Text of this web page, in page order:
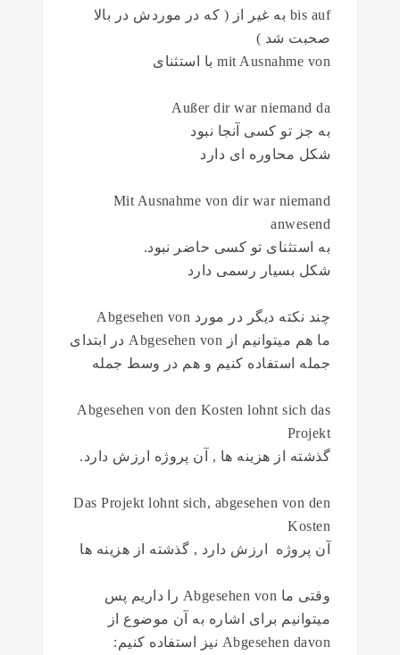
bis auf به غیر از ( که در موردش در بالا
صحبت شد )
mit Ausnahme von با استثنای
Außer dir war niemand da
به جز تو کسی آنجا نبود
شکل محاوره ای دارد
Mit Ausnahme von dir war niemand
anwesend
به استثنای تو کسی حاضر نبود.
شکل بسیار رسمی دارد
چند نکته دیگر در مورد Abgesehen von
ما هم میتوانیم از Abgesehen von در ابتدای
جمله استفاده کنیم و هم در وسط جمله
Abgesehen von den Kosten lohnt sich das
Projekt
گذشته از هزینه ها , آن پروژه ارزش دارد.
Das Projekt lohnt sich, abgesehen von den
Kosten
آن پروژه ارزش دارد , گذشته از هزینه ها
وقتی ما Abgesehen von را داریم پس
میتوانیم برای اشاره به آن موضوع از
Abgesehen davon نیز استفاده کنیم: